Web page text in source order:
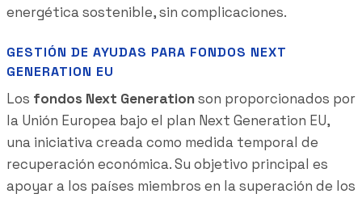
energética sostenible, sin complicaciones.
GESTIÓN DE AYUDAS PARA FONDOS NEXT
GENERATION EU
Los fondos Next Generationson proporcionados por
la Unión Europea bajo el plan Next Generation EU,
una iniciativa creada como medida temporal de
recuperación económica. Su objetivo principal es
apoyar a los países miembros en la superación de los